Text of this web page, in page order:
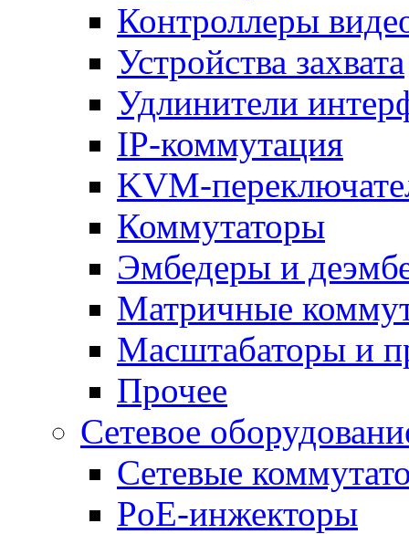
Контроллеры
Устройства захвата
Удлинители
IP-коммутация
KVM-
Коммутаторы
Эмбедеры и
Матричные
Масштабаторы и
Прочее
Сетевое
Сетевые
PoE-инжекторы